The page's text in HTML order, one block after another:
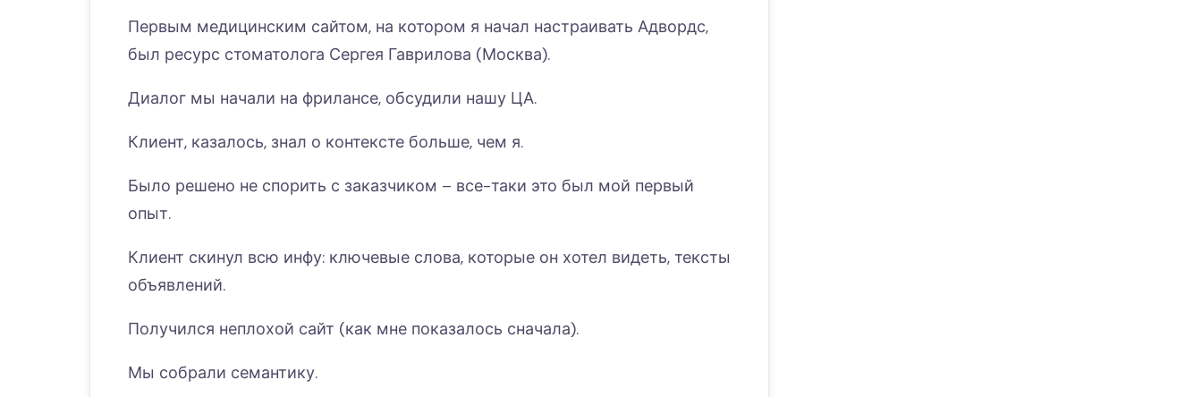
Первым медицинским сайтом, на котором я начал настраивать Адвордс,
был ресурс стоматолога Сергея Гаврилова (Москва).
Диалог мы начали на фрилансе, обсудили нашу ЦА.
Клиент, казалось, знал о контексте больше, чем я.
Было решено не спорить с заказчиком – все-таки это был мой первый
опыт.
Клиент скинул всю инфу: ключевые слова, которые он хотел видеть, тексты
объявлений.
Получился неплохой сайт (как мне показалось сначала).
Мы собрали семантику.